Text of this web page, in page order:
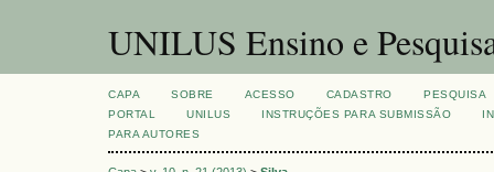
UNILUS Ensino e
CAPA SOBRE ACESSO CADASTRO
PESQUISA
PORTAL
UNILUS INSTRUÇÕES PARA SUBMISSÃO
PARA AUTORES